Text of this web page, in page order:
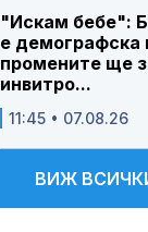
"Искам бебе":
е демографска
промените ще
инвитро...
11:45 • 07.08.26
ВИЖ